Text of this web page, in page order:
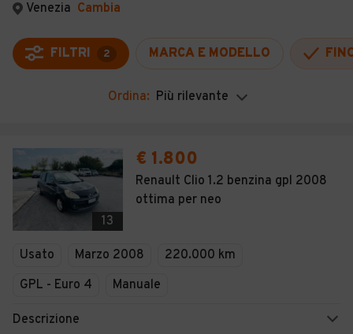
Auto Km 0
Auto Nuove
Moto
Camper
Veicoli Commerciali
ACCEDI
Venezia Cambia
FILTRI 2 MARCA E MODELLO
Ordina: Più rilevante
13
€ 1.800
Renault Clio 1.2 benzina gpl 2008
ottima per neo
Usato Marzo 2008
220.000 km
GPL - Euro 4
Manuale
Descrizione